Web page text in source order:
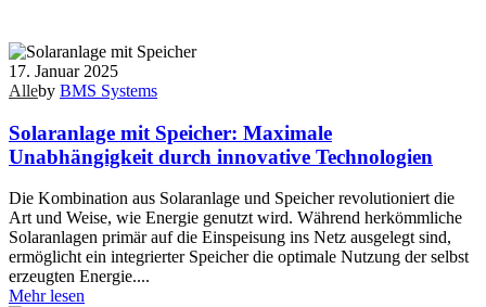
17. Januar 2025
Alleby BMS Systems
Solaranlage mit Speicher: Maximale
Unabhängigkeit durch innovative Technologien
Die Kombination aus Solaranlage und Speicher revolutioniert die
Art und Weise, wie Energie genutzt wird. Während herkömmliche
Solaranlagen primär auf die Einspeisung ins Netz ausgelegt sind,
ermöglicht ein integrierter Speicher die optimale Nutzung der selbst
erzeugten Energie....
Mehr lesen